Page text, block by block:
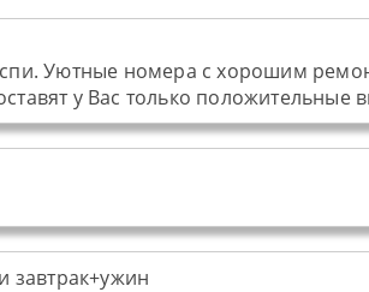
Уютные номера с хорошим
у Вас только положительные
завтрак+ужин